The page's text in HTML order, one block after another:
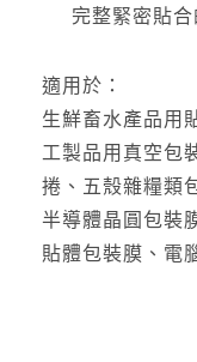
完整緊密貼
適用於：
生鮮畜水產品用
工製品用真空包
捲、五殼雜糧類
半導體晶圓包裝
貼體包裝膜、電